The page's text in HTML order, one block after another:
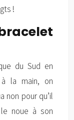
!
du Sud en
à la main, on
non pour qu’il
noue à son